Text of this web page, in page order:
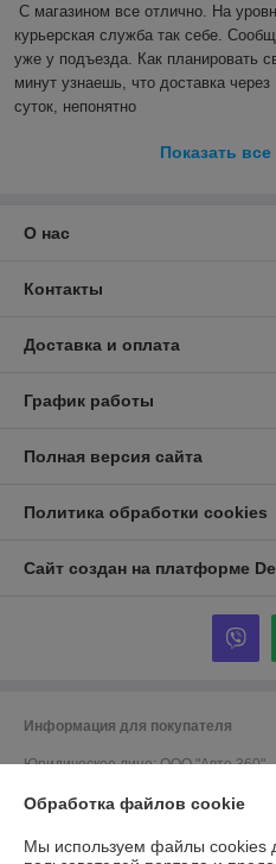
С магазином все отлично. На
курьерская служба так себе.
уже у подъезда. Как планировать
минут узнаешь, что доставка
суток, непонятно
Показать
О нас
Контакты
Доставка и оплата
График работы
Полная версия сайта
Политика обработки cookies
Сайт создан на платформе
Информация для покупателя
Юридическое лицо:ООО "Авто 360"
Регистрационный номер ЕГР:
УНП: 191635176
Обработка файлов cookie
Мы используем файлы cookies